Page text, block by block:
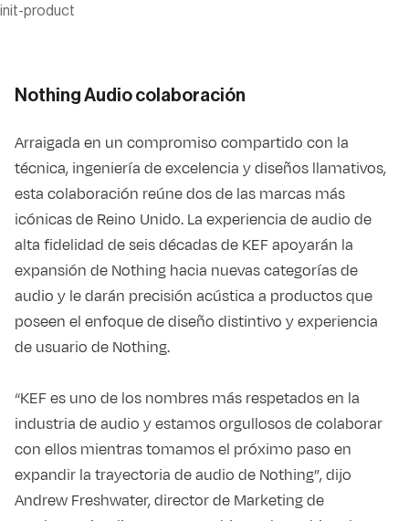
init-product
Nothing Audio colaboración
Arraigada en un compromiso compartido con la
técnica, ingeniería de excelencia y diseños llamativos,
esta colaboración reúne dos de las marcas más
icónicas de Reino Unido. La experiencia de audio de
alta fidelidad de seis décadas de KEF apoyarán la
expansión de Nothing hacia nuevas categorías de
audio y le darán precisión acústica a productos que
poseen el enfoque de diseño distintivo y experiencia
de usuario de Nothing.
“KEF es uno de los nombres más respetados en la
industria de audio y estamos orgullosos de colaborar
con ellos mientras tomamos el próximo paso en
expandir la trayectoria de audio de Nothing”, dijo
Andrew Freshwater, director de Marketing de